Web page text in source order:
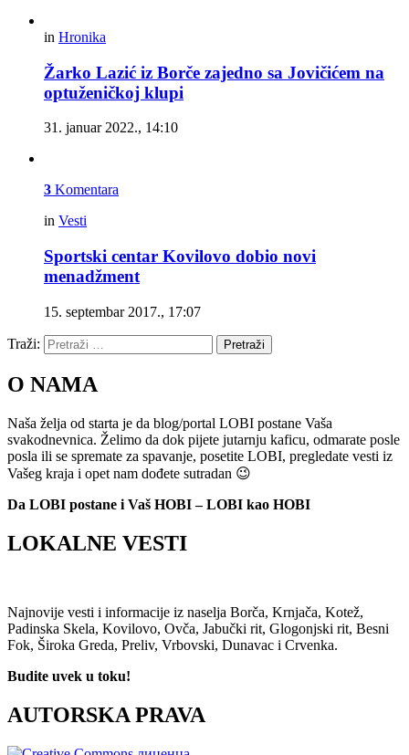
in Hronika
Žarko Lazić iz Borče zajedno sa Jovičićem na
optuženičkoj klupi
31. januar 2022., 14:10
3 Komentara
in Vesti
Sportski centar Kovilovo dobio novi
menadžment
15. septembar 2017., 17:07
Traži: Pretraži
O NAMA
Naša želja od starta je da blog/portal LOBI postane Vaša
svakodnevnica. Želimo da dok pijete jutarnju kaficu, odmarate posle
posla ili se spremate za spavanje, posetite LOBI, pregledate vesti iz
Vašeg kraja i opet nam dođete sutradan 😉
Da LOBI postane i Vaš HOBI – LOBI kao HOBI
LOKALNE VESTI
Najnovije vesti i informacije iz naselja Borča, Krnjača, Kotež,
Padinska Skela, Kovilovo, Ovča, Jabučki rit, Glogonjski rit, Besni
Fok, Široka Greda, Preliv, Vrbovski, Dunavac i Crvenka.
Budite uvek u toku!
AUTORSKA PRAVA